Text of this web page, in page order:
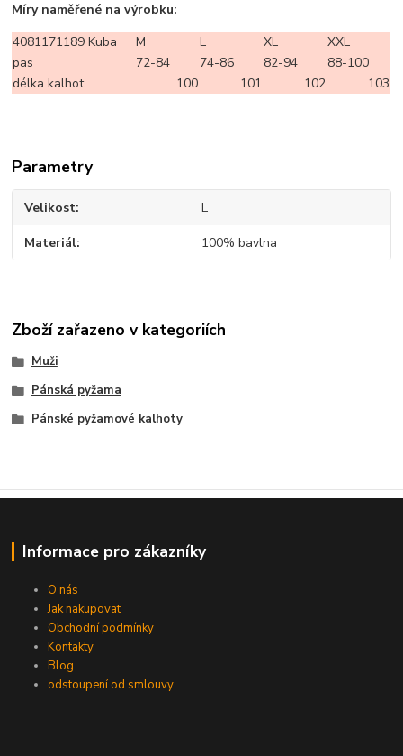
Míry naměřené na výrobku:
4081171189 Kuba
M L XL
XXL
pas
72-84 74-86 82-94
88-100
délka kalhot
100 101 102 103
Parametry
Velikost L
Materiál 100% bavlna
Zboží zařazeno v kategoriích
Muži
Pánská pyžama
Pánské pyžamové kalhoty
Informace pro zákazníky
O nás
Jak nakupovat
Obchodní podmínky
Kontakty
Blog
odstoupení od smlouvy